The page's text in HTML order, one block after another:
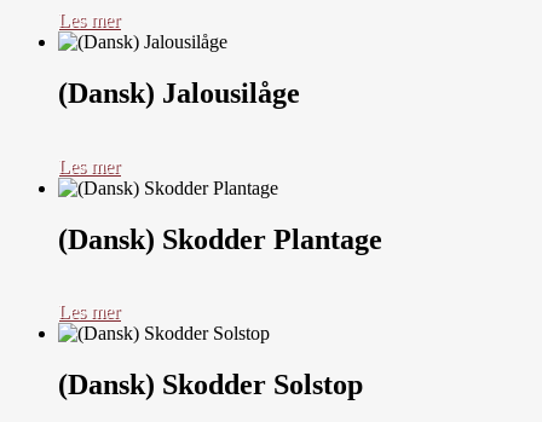
Les mer
(Dansk) Jalousilåge
Les mer
(Dansk) Skodder Plantage
Les mer
(Dansk) Skodder Solstop